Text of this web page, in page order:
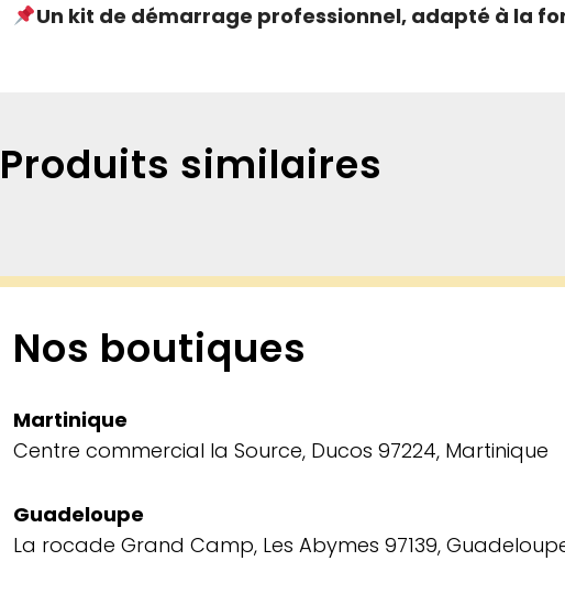
Un kit de démarrage professionnel, adapté à la
Produits similaires
Nos boutiques​
Martinique
Centre commercial la Source, Ducos 97224, Martinique
Guadeloupe
La rocade Grand Camp, Les Abymes 97139,